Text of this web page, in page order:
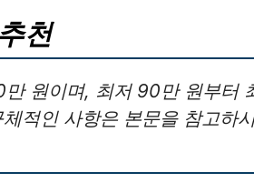
천
만 원이며, 최저 90만 원부터
적인 사항은 본문을 참고하